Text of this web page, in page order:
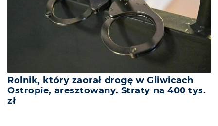
Rolnik, który zaorał drogę w Gliwicach
Ostropie, aresztowany. Straty na 400 tys.
zł